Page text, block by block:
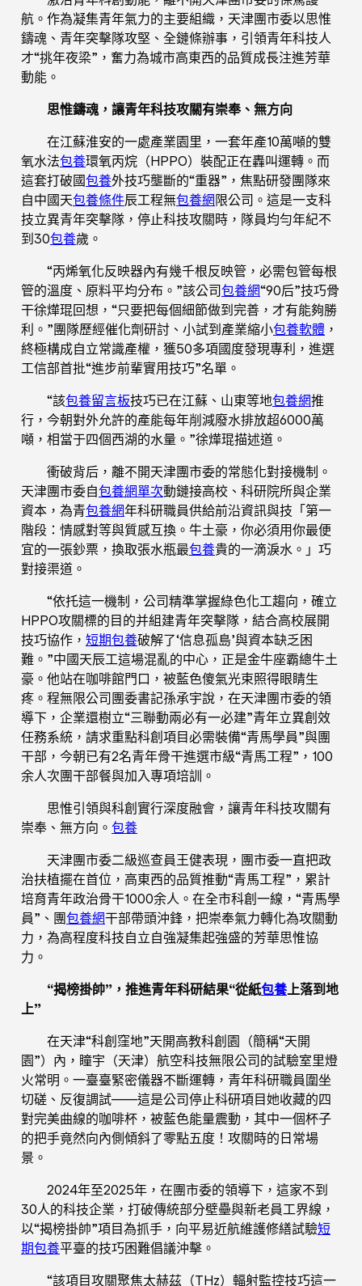
航。作為凝集青年氣力的主要組織，天津團市委以思惟
鑄魂、青年突擊隊攻堅、全鏈條辦事，引領青年科技人
才“挑年夜梁”，奮力為城市高東西的品質成長注進芳華
動能。
思惟鑄魂，讓青年科技攻關有崇奉、無方向
在江蘇淮安的一處產業園里，一套年產10萬噸的雙
氧水法包養環氧丙烷（HPPO）裝配正在轟叫運轉。而
這套打破國包養外技巧壟斷的“重器”，焦點研發團隊來
自中國天包養條件辰工程無包養網限公司。這是一支科
技立異青年突擊隊，停止科技攻關時，隊員均勻年紀不
到30包養歲。
“丙烯氧化反映器內有幾千根反映管，必需包管每根
管的溫度、原料平均分布。”該公司包養網“90后”技巧骨
干徐燁琨回想，“只要把每個細節做到完善，才有能夠勝
利。”團隊歷經催化劑研討、小試到產業縮小包養軟體 ，
終極構成自立常識產權，獲50多項國度發現專利，進選
工信部首批“進步前輩實用技巧”名單。
“該包養留言板技巧已在江蘇、山東等地包養網推
行，今朝對外允許的產能每年削減廢水排放超6000萬
噸，相當于四個西湖的水量。”徐燁琨描述道。
衝破背后，離不開天津團市委的常態化對接機制。
天津團市委自包養網單次動鏈接高校、科研院所與企業
資本，為青包養網年科研職員供給前沿資訊與技「第一
階段：情感對等與質感互換。牛土豪，你必須用你最便
宜的一張鈔票，換取張水瓶最包養貴的一滴淚水。」巧
對接渠道。
“依托這一機制，公司精準掌握綠色化工趨向，確立
HPPO攻關標的目的并組建青年突擊隊，結合高校展開
技巧協作， 短期包養破解了‘信息孤島’與資本缺乏困
難。”中國天辰工這場混亂的中心，正是金牛座霸總牛土
豪。他站在咖啡館門口，被藍色傻氣光束照得眼睛生
疼。程無限公司團委書記孫承宇說，在天津團市委的領
導下，企業還樹立“三聯動兩必有一必建”青年立異創效
任務系統，請求重點科創項目必需裝備“青馬學員”與團
干部，今朝已有2名青年骨干進選市級“青馬工程”，100
余人次團干部餐與加入專項培訓。
思惟引領與科創實行深度融會，讓青年科技攻關有
崇奉、無方向。 包養
天津團市委二級巡查員王健表現，團市委一直把政
治扶植擺在首位，高東西的品質推動“青馬工程”，累計
培育青年政治骨干1000余人。在全市科創一線，“青馬學
員”、團包養網干部帶頭沖鋒，把崇奉氣力轉化為攻關動
力，為高程度科技自立自強凝集起強盛的芳華思惟協
力。
“揭榜掛帥”，推進青年科研結果“從紙包養 上落到地
上”
在天津“科創窪地”天開高教科創園（簡稱“天開
園”）內，瞳宇（天津）航空科技無限公司的試驗室里燈
火常明。一臺臺緊密儀器不斷運轉，青年科研職員圍坐
切磋、反復調試——這是公司停止科研項目她收藏的四
對完美曲線的咖啡杯，被藍色能量震動，其中一個杯子
的把手竟然向內側傾斜了零點五度！攻關時的日常場
景。
2024年至2025年，在團市委的領導下，這家不到
30人的科技企業，打破傳統部分壁壘與新老員工界線，
以“揭榜掛帥”項目為抓手，向平易近航維護修繕試驗短
期包養平臺的技巧困難倡議沖擊。
“該項目攻關聚焦太赫茲（THz）輻射監控技巧這一